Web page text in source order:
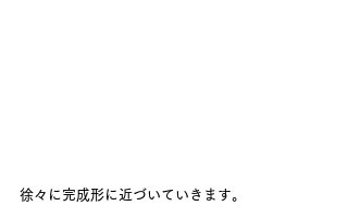
徐々に完成形に近づいていきます。